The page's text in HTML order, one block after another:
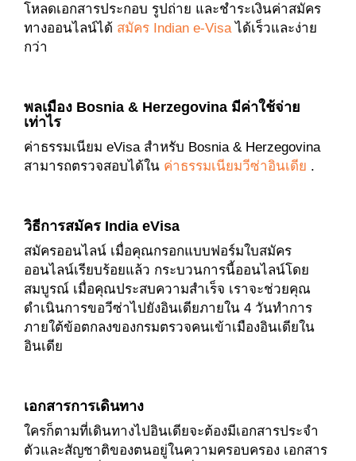
โหลดเอกสารประกอบ รูปถ่าย และชำระเงินค่าสมัคร
ทางออนไลน์ได้ สมัคร Indian e-Visaได้เร็วและง่าย
กว่า
พลเมือง Bosnia & Herzegovina มีค่าใช้จ่าย
เท่าไร
ค่าธรรมเนียม eVisa สำหรับ Bosnia & Herzegovina
สามารถตรวจสอบได้ใน ค่าธรรมเนียมวีซ่าอินเดีย .
วิธีการสมัคร India eVisa
สมัครออนไลน์ เมื่อคุณกรอกแบบฟอร์มใบสมัคร
ออนไลน์เรียบร้อยแล้ว กระบวนการนี้ออนไลน์โดย
สมบูรณ์ เมื่อคุณประสบความสำเร็จ เราจะช่วยคุณ
ดำเนินการขอวีซ่าไปยังอินเดียภายใน 4 วันทำการ
ภายใต้ข้อตกลงของกรมตรวจคนเข้าเมืองอินเดียใน
อินเดีย
เอกสารการเดินทาง
ใครก็ตามที่เดินทางไปอินเดียจะต้องมีเอกสารประจำ
ตัวและสัญชาติของตนอยู่ในความครอบครอง เอกสาร